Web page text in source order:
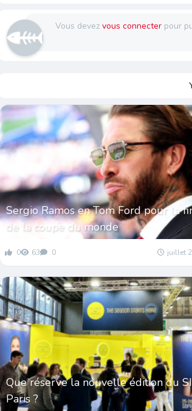
Vous devezvous connecter pour
Sergio Ramos en Tom Ford pour la
de la coupe du monde
0 63 0 juillet
Que réserve la nouvelle édition du
Paris ?